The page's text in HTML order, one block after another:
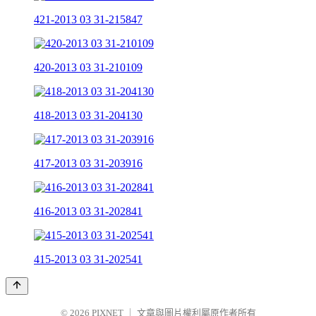
421-2013 03 31-215847
420-2013 03 31-210109
418-2013 03 31-204130
417-2013 03 31-203916
416-2013 03 31-202841
415-2013 03 31-202541
© 2026 PIXNET 文章與圖片權利屬原作者所有